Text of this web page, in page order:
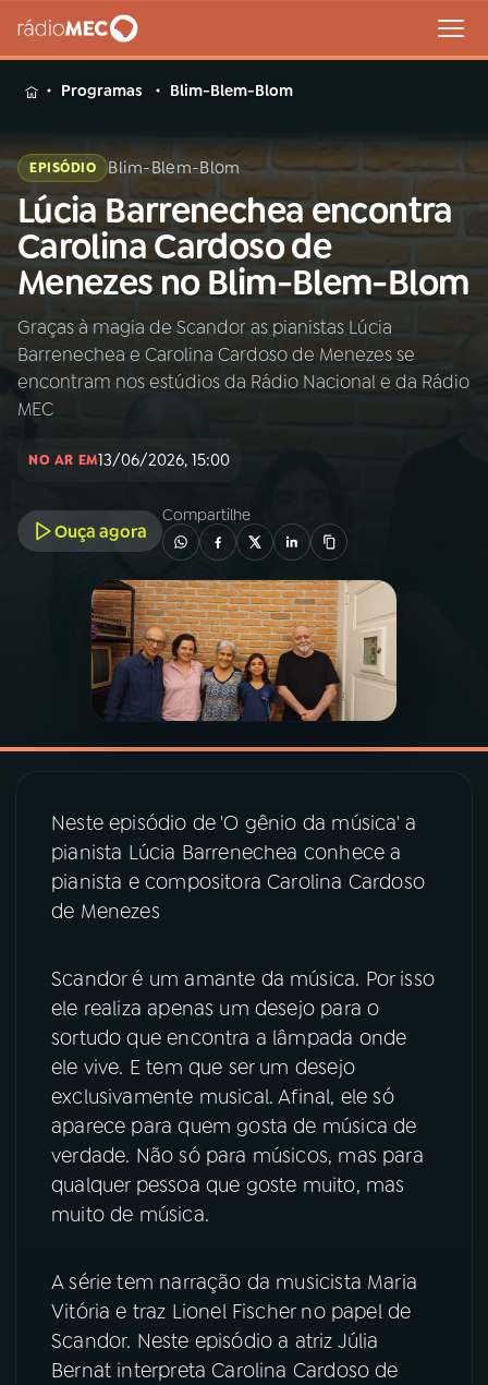
MENU
Buscar
na
Rádio
MEC
Buscar
Início AO VIVO
02A RÁDIO
03PROGRAMAÇÃO
PROGRAMAS
PODCASTS
06VIDEOCASTS
07 ÚLTIMAS
PRÊMIO RÁDIO MEC
ACOMPANHE A RÁDIO MEC
Facebook
Instagram X
TikTok
Programas Blim-Blem-Blom
EPISÓDIO Blim-Blem-Blom
Lúcia Barrenechea encontra
Carolina Cardoso de
Menezes no Blim-Blem-Blom
Graças à magia de Scandor as pianistas Lúcia
Barrenechea e Carolina Cardoso de Menezes se
encontram nos estúdios da Rádio Nacional e da Rádio
MEC
NO AR EM13/06/2026, 15:00
Ouça agora
Compartilhe
Neste episódio de 'O gênio da música' a
pianista Lúcia Barrenechea conhece a
pianista e compositora Carolina Cardoso
de Menezes
Scandor é um amante da música. Por isso
ele realiza apenas um desejo para o
sortudo que encontra a lâmpada onde
ele vive. E tem que ser um desejo
exclusivamente musical. Afinal, ele só
aparece para quem gosta de música de
verdade. Não só para músicos, mas para
qualquer pessoa que goste muito, mas
muito de música.
A série tem narração da musicista Maria
Vitória e traz Lionel Fischer no papel de
Scandor. Neste episódio a atriz Júlia
Bernat interpreta Carolina Cardoso de